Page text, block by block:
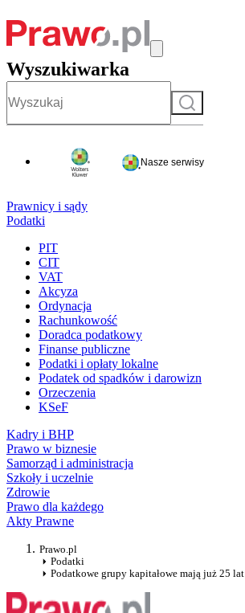
Wyszukiwarka
Szukaj
Nasze serwisy
Prawnicy i sądy
Podatki
PIT
CIT
VAT
Akcyza
Ordynacja
Rachunkowość
Doradca podatkowy
Finanse publiczne
Podatki i opłaty lokalne
Podatek od spadków i darowizn
Orzeczenia
KSeF
Kadry i BHP
Prawo w biznesie
Samorząd i administracja
Szkoły i uczelnie
Zdrowie
Prawo dla każdego
Akty Prawne
Prawo.pl
Podatki
Podatkowe grupy kapitałowe mają już 25 lat